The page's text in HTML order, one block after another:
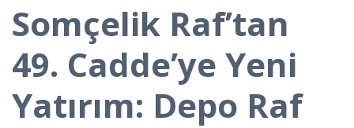
Somçelik Raf’tan
49. Cadde’ye Yeni
Yatırım: Depo Raf